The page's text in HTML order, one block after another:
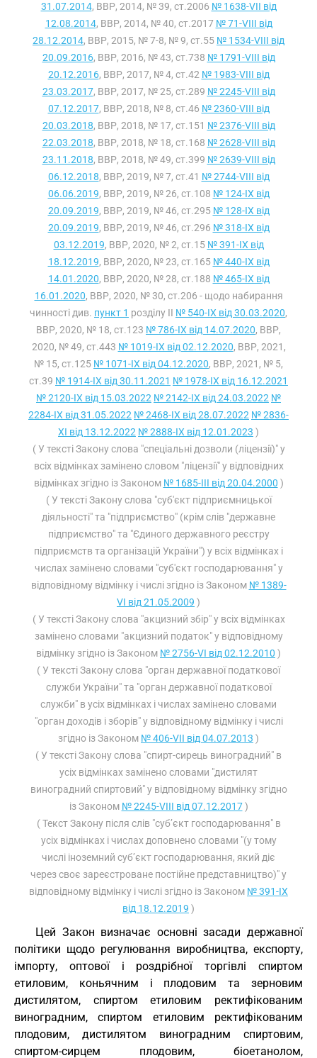
31.07.2014, ВВР, 2014, № 39, ст.2006 № 1638-VII від
12.08.2014, ВВР, 2014, № 40, ст.2017 № 71-VIII від
28.12.2014, ВВР, 2015, № 7-8, № 9, ст.55 № 1534-VIII від
20.09.2016, ВВР, 2016, № 43, ст.738 № 1791-VIII від
20.12.2016, ВВР, 2017, № 4, ст.42 № 1983-VIII від
23.03.2017, ВВР, 2017, № 25, ст.289 № 2245-VIII від
07.12.2017, ВВР, 2018, № 8, ст.46 № 2360-VIII від
20.03.2018, ВВР, 2018, № 17, ст.151 № 2376-VIII від
22.03.2018, ВВР, 2018, № 18, ст.168 № 2628-VIII від
23.11.2018, ВВР, 2018, № 49, ст.399 № 2639-VIII від
06.12.2018, ВВР, 2019, № 7, ст.41 № 2744-VIII від
06.06.2019, ВВР, 2019, № 26, ст.108 № 124-IX від
20.09.2019, ВВР, 2019, № 46, ст.295 № 128-IX від
20.09.2019, ВВР, 2019, № 46, ст.296 № 318-IX від
03.12.2019, ВВР, 2020, № 2, ст.15 № 391-IX від
18.12.2019, ВВР, 2020, № 23, ст.165 № 440-IX від
14.01.2020, ВВР, 2020, № 28, ст.188 № 465-IX від
16.01.2020, ВВР, 2020, № 30, ст.206 - щодо набирання
чинності див. пункт 1 розділу II № 540-IX від 30.03.2020,
ВВР, 2020, № 18, ст.123 № 786-IX від 14.07.2020, ВВР,
2020, № 49, ст.443 № 1019-IX від 02.12.2020, ВВР, 2021,
№ 15, ст.125 № 1071-IX від 04.12.2020, ВВР, 2021, № 5,
ст.39 № 1914-IX від 30.11.2021 № 1978-IX від 16.12.2021
№ 2120-IX від 15.03.2022 № 2142-IX від 24.03.2022 №
2284-IX від 31.05.2022 № 2468-IX від 28.07.2022 № 2836-
XI від 13.12.2022 № 2888-IX від 12.01.2023 )
( У тексті Закону слова "спеціальні дозволи (ліцензії)" у
всіх відмінках замінено словом "ліцензії" у відповідних
відмінках згідно із Законом № 1685-III від 20.04.2000 )
( У тексті Закону слова "суб'єкт підприємницької
діяльності" та "підприємство" (крім слів "державне
підприємство" та "Єдиного державного реєстру
підприємств та організацій України") у всіх відмінках і
числах замінено словами "суб'єкт господарювання" у
відповідному відмінку і числі згідно із Законом № 1389-
VI від 21.05.2009 )
( У тексті Закону слова "акцизний збір" у всіх відмінках
замінено словами "акцизний податок" у відповідному
відмінку згідно із Законом № 2756-VI від 02.12.2010 )
( У тексті Закону слова "орган державної податкової
служби України" та "орган державної податкової
служби" в усіх відмінках і числах замінено словами
"орган доходів і зборів" у відповідному відмінку і числі
згідно із Законом № 406-VII від 04.07.2013 )
( У тексті Закону слова "спирт-сирець виноградний" в
усіх відмінках замінено словами "дистилят
виноградний спиртовий" у відповідному відмінку згідно
із Законом № 2245-VIII від 07.12.2017)
( Текст Закону після слів "суб’єкт господарювання" в
усіх відмінках і числах доповнено словами "(у тому
числі іноземний суб’єкт господарювання, який діє
через своє зареєстроване постійне представництво)" у
відповідному відмінку і числі згідно із Законом № 391-IX
від 18.12.2019 )
Цей Закон визначає основні засади державної
політики щодо регулювання виробництва, експорту,
імпорту, оптової і роздрібної торгівлі спиртом
етиловим, коньячним і плодовим та зерновим
дистилятом, спиртом етиловим ректифікованим
виноградним, спиртом етиловим ректифікованим
плодовим, дистилятом виноградним спиртовим,
спиртом-сирцем плодовим, біоетанолом,